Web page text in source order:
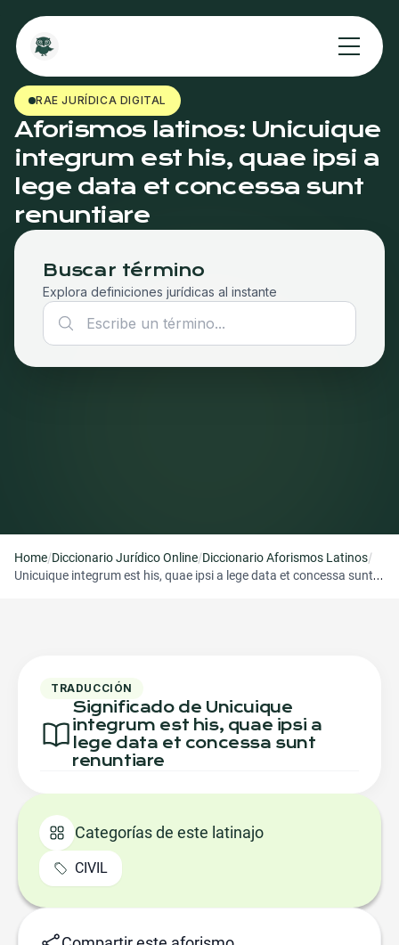
RAE JURÍDICA DIGITAL
Aforismos latinos: Unicuique
integrum est his, quae ipsi a
lege data et concessa sunt
renuntiare
Buscar término
Explora definiciones jurídicas al instante
Home/Diccionario Jurídico Online/Diccionario Aforismos Latinos/
Unicuique integrum est his, quae ipsi a lege data et concessa sunt
TRADUCCIÓN
Significado de Unicuique
integrum est his, quae ipsi a
lege data et concessa sunt
renuntiare
Categorías de este latinajo
CIVIL